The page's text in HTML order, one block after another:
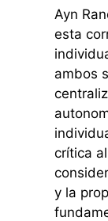
Ayn
esta
ambos
crítica
y la